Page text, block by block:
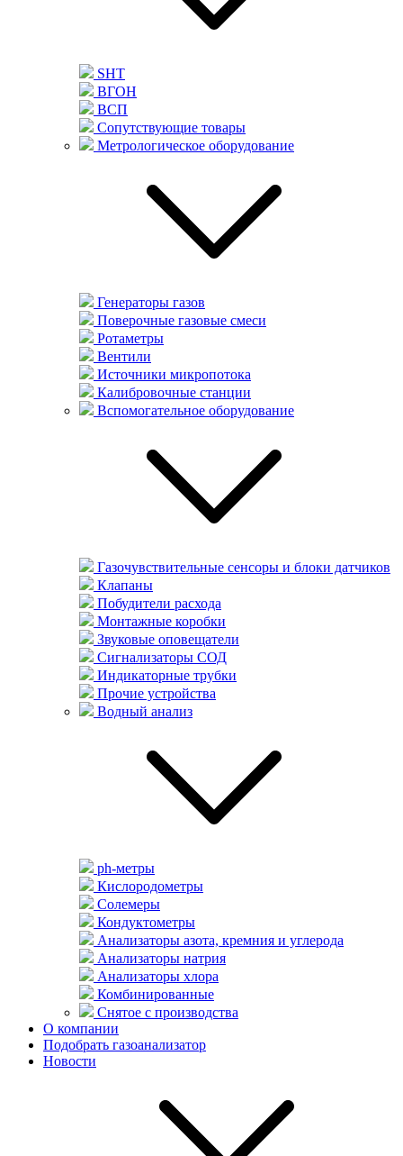
SHT
ВГОН
ВСП
Сопутствующие товары
Метрологическое оборудование
Генераторы газов
Поверочные газовые смеси
Ротаметры
Вентили
Источники микропотока
Калибровочные станции
Вспомогательное оборудование
Газочувствительные сенсоры и блоки датчиков
Клапаны
Побудители расхода
Монтажные коробки
Звуковые оповещатели
Сигнализаторы СОД
Индикаторные трубки
Прочие устройства
Водный анализ
ph-метры
Кислородометры
Солемеры
Кондуктометры
Анализаторы азота, кремния и углерода
Анализаторы натрия
Анализаторы хлора
Комбинированные
Снятое с производства
О компании
Подобрать газоанализатор
Новости